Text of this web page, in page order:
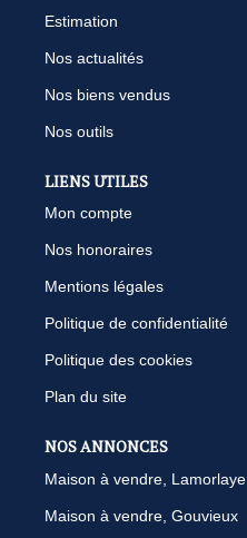
Estimation
Nos actualités
Nos biens vendus
Nos outils
LIENS UTILES
Mon compte
Nos honoraires
Mentions légales
Politique de confidentialité
Politique des cookies
Plan du site
NOS ANNONCES
Maison à vendre, Lamorlaye
Maison à vendre, Gouvieux